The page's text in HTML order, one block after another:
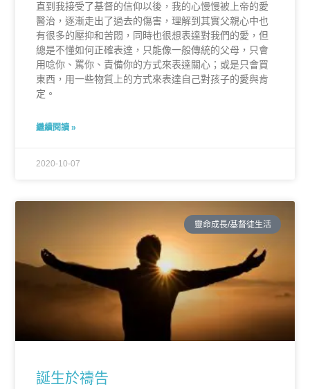
直到我接受了基督的信仰以後，我的心慢慢被上帝的愛
醫治，逐漸走出了過去的傷害，理解到其實父親心中也
有很多的壓抑和苦悶，同時也很想表達對我們的愛，但
總是不懂如何正確表達，只能像一般傳統的父母，只會
用唸你、罵你、責備你的方式來表達關心；或是只會買
東西，用一些物質上的方式來表達自己對孩子的愛與肯
定。
繼續閱讀 »
2020-10-07
靈命成長/基督徒生活
誕生於禱告